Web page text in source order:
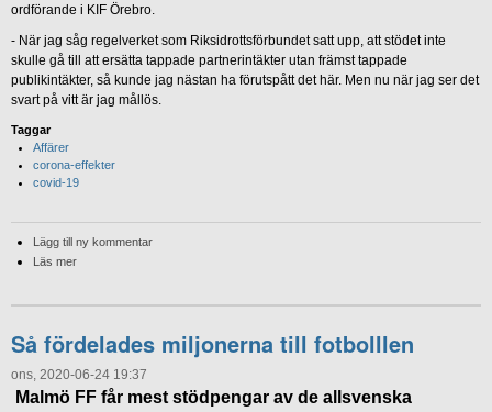
ordförande i KIF Örebro.
- När jag såg regelverket som Riksidrottsförbundet satt upp, att stödet inte
skulle gå till att ersätta tappade partnerintäkter utan främst tappade
publikintäkter, så kunde jag nästan ha förutspått det här. Men nu när jag ser det
svart på vitt är jag mållös.
Taggar
Affärer
corona-effekter
covid-19
Lägg till ny kommentar
Läs mer
Så fördelades miljonerna till fotbolllen
ons, 2020-06-24 19:37
Malmö FF får mest stödpengar av de allsvenska